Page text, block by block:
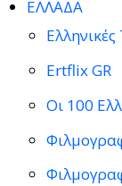
ΕΛΛΑΔΑ
Ertflix GR
Οι 100